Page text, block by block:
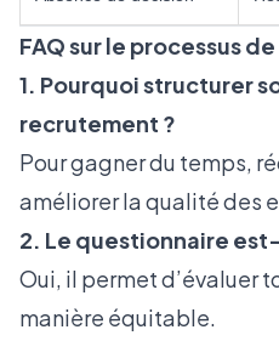
FAQ sur le processus
1. Pourquoi structurer
recrutement ?
Pour gagner du temps,
améliorer la qualité des
2. Le questionnaire
Oui, il permet d’évaluer
manière équitable.